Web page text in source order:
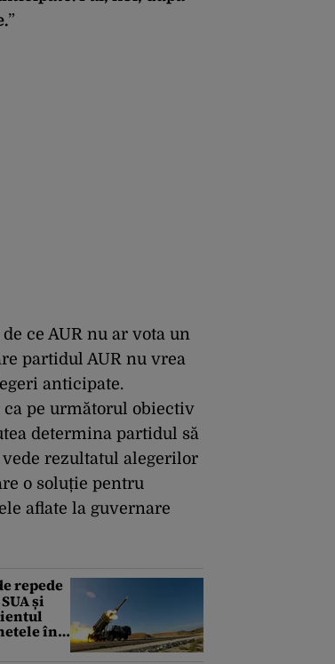
”
ce AUR nu ar vota un
partidul AUR nu vrea
anticipate.
pe următorul obiectiv
determina partidul să
rezultatul alegerilor
o soluție pentru
aflate la guvernare
repede
și
în